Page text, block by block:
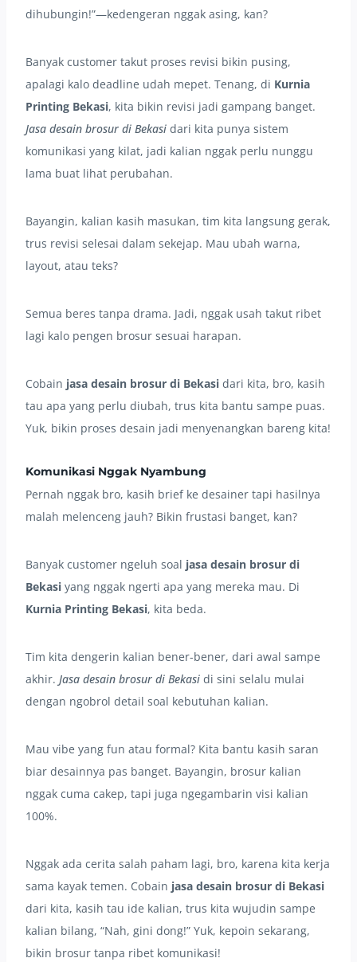
dihubungin!”—kedengeran nggak asing, kan?
Banyak customer takut proses revisi bikin pusing,
apalagi kalo deadline udah mepet. Tenang, di Kurnia
Printing Bekasi, kita bikin revisi jadi gampang banget.
Jasa desain brosur di Bekasi dari kita punya sistem
komunikasi yang kilat, jadi kalian nggak perlu nunggu
lama buat lihat perubahan.
Bayangin, kalian kasih masukan, tim kita langsung gerak,
trus revisi selesai dalam sekejap. Mau ubah warna,
layout, atau teks?
Semua beres tanpa drama. Jadi, nggak usah takut ribet
lagi kalo pengen brosur sesuai harapan.
Cobain jasa desain brosur di Bekasi dari kita, bro, kasih
tau apa yang perlu diubah, trus kita bantu sampe puas.
Yuk, bikin proses desain jadi menyenangkan bareng kita!
Komunikasi Nggak Nyambung
Pernah nggak bro, kasih brief ke desainer tapi hasilnya
malah melenceng jauh? Bikin frustasi banget, kan?
Banyak customer ngeluh soal jasa desain brosur di
Bekasi yang nggak ngerti apa yang mereka mau. Di
Kurnia Printing Bekasi, kita beda.
Tim kita dengerin kalian bener-bener, dari awal sampe
akhir. Jasa desain brosur di Bekasi di sini selalu mulai
dengan ngobrol detail soal kebutuhan kalian.
Mau vibe yang fun atau formal? Kita bantu kasih saran
biar desainnya pas banget. Bayangin, brosur kalian
nggak cuma cakep, tapi juga ngegambarin visi kalian
100%.
Nggak ada cerita salah paham lagi, bro, karena kita kerja
sama kayak temen. Cobain jasa desain brosur di Bekasi
dari kita, kasih tau ide kalian, trus kita wujudin sampe
kalian bilang, “Nah, gini dong!” Yuk, kepoin sekarang,
bikin brosur tanpa ribet komunikasi!